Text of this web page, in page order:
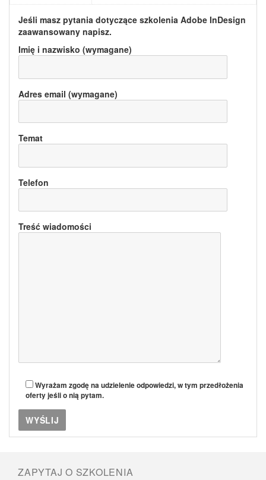
Jeśli masz pytania dotyczące szkolenia Adobe InDesign
zaawansowany napisz.
Imię i nazwisko (wymagane)
Adres email (wymagane)
Temat
Telefon
Treść wiadomości
Wyrażam zgodę na udzielenie odpowiedzi, w tym przedłożenia
oferty jeśli o nią pytam.
ZAPYTAJ O SZKOLENIA